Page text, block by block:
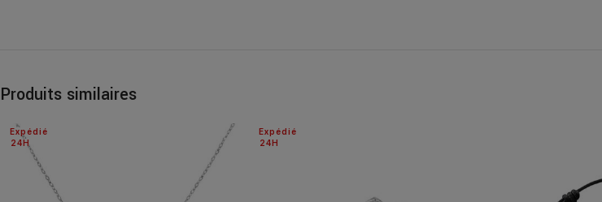
Produits similaires
24H
Expédié
24H
Expédié